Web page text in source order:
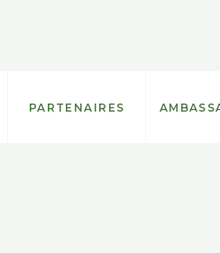
PARTENAIRES